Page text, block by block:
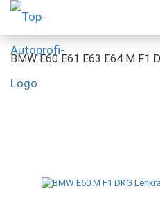
BMW E60 E61 E63 E64 M F1